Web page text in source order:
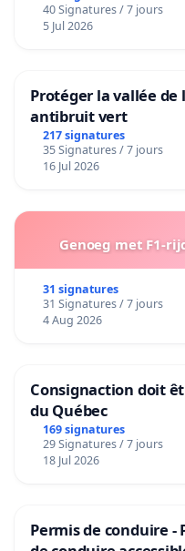
40 Signatures / 7 jours
5 Jul 2026
Protéger la vallée de
antibruit vert
217 signatures
35 Signatures / 7 jours
16 Jul 2026
Genoeg met F1-
31 signatures
31 Signatures / 7 jours
4 Aug 2026
Consignaction doit
du Québec
169 signatures
29 Signatures / 7 jours
18 Jul 2026
Permis de conduire